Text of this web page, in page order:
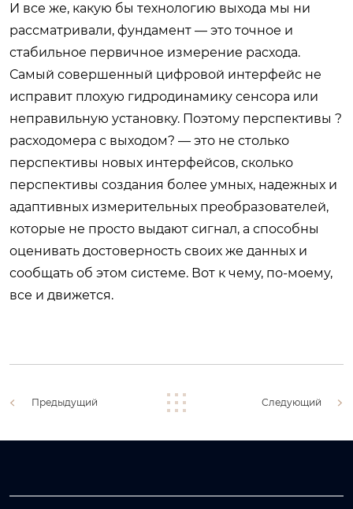
И все же, какую бы технологию выхода мы ни
рассматривали, фундамент — это точное и
стабильное первичное измерение расхода.
Самый совершенный цифровой интерфейс не
исправит плохую гидродинамику сенсора или
неправильную установку. Поэтому перспективы ?
расходомера с выходом? — это не столько
перспективы новых интерфейсов, сколько
перспективы создания более умных, надежных и
адаптивных измерительных преобразователей,
которые не просто выдают сигнал, а способны
оценивать достоверность своих же данных и
сообщать об этом системе. Вот к чему, по-моему,
все и движется.
Предыдущий Следующий